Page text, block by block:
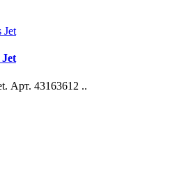
Арт. 43163612 ..